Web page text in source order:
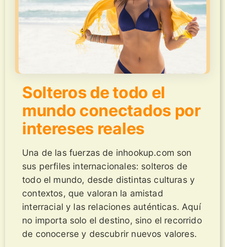
Solteros de todo el
mundo conectados por
intereses reales
Una de las fuerzas de inhookup.com son
sus perfiles internacionales: solteros de
todo el mundo, desde distintas culturas y
contextos, que valoran la amistad
interracial y las relaciones auténticas. Aquí
no importa solo el destino, sino el recorrido
de conocerse y descubrir nuevos valores.